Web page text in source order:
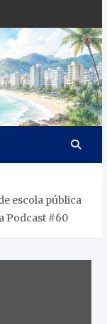
Litoral
Notícias da
Baixada Santista
escola pública
Podcast #60